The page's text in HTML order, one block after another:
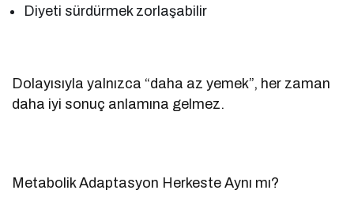
Diyeti sürdürmek zorlaşabilir
Dolayısıyla yalnızca “daha az yemek”, her zaman
daha iyi sonuç anlamına gelmez.
Metabolik Adaptasyon Herkeste Aynı mı?